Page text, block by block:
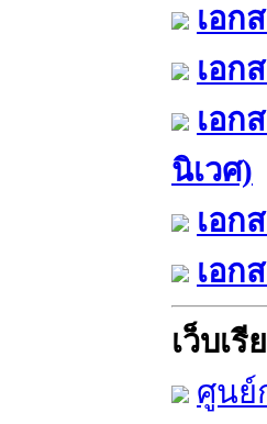
เอก
เอก
เอก
นิเวศ)
เอก
เอก
เว็บเรี
ศูนย์